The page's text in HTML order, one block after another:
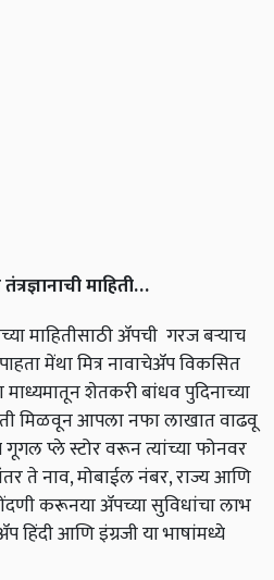
माहिती…
माहितीसाठी ॲपची गरज बऱ्याच
मेंथा मित्र नावाचेॲप विकसित
शेतकरी बांधव पुदिनाच्या
मिळवून आपला नफा लाखात वाढवू
प्ले स्टोर वरून त्यांच्या फोनवर
ते नाव, मोबाईल नंबर, राज्य आणि
करूनया ॲपच्या सुविधांचा लाभ
आणि इंग्रजी या भाषांमध्ये